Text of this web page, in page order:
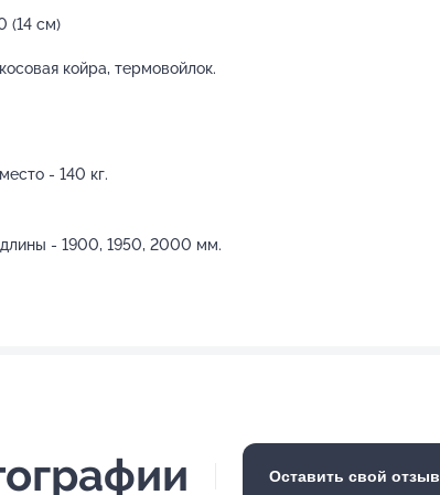
(14 см)
койра, термовойлок.
- 140 кг.
- 1900, 1950, 2000 мм.
Оставить свой отзыв